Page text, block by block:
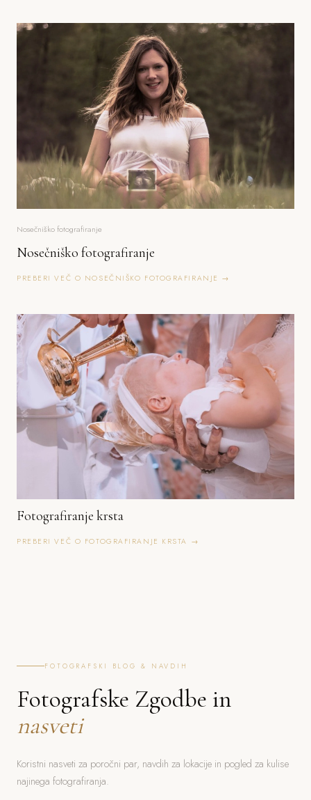
Nosečniško fotografiranje
Nosečniško fotografiranje
PREBERI VEČ O NOSEČNIŠKO FOTOGRAFIRANJE →
Fotografiranje krsta
PREBERI VEČ O FOTOGRAFIRANJE KRSTA →
FOTOGRAFSKI BLOG & NAVDIH
Fotografske Zgodbe in
nasveti
Koristni nasveti za poročni par, navdih za lokacije in pogled za kulise
najinega fotografiranja.